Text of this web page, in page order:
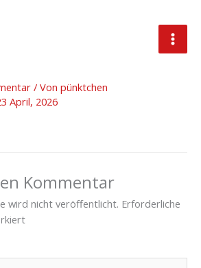
2621
/ Von pünktchen
April, 2026
Kommentar
wird nicht veröffentlicht. Erforderliche